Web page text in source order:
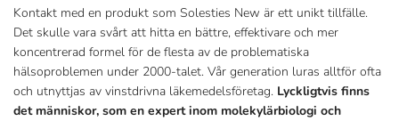
Kontakt med en produkt som Solesties New är ett unikt tillfälle.
Det skulle vara svårt att hitta en bättre, effektivare och mer
koncentrerad formel för de flesta av de problematiska
hälsoproblemen under 2000-talet. Vår generation luras alltför ofta
och utnyttjas av vinstdrivna läkemedelsföretag. Lyckligtvis finns
det människor, som en expert inom molekylärbiologi och